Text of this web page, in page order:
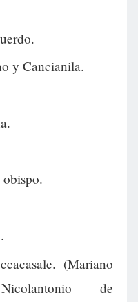
y Cancianila.
(Mariano
de